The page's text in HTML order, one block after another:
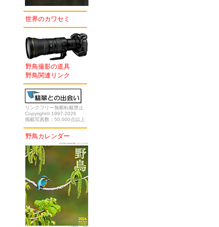
世界のカワセミ
野鳥撮影の道具
野鳥関連リンク
リンクフリー無断転載禁止
Copyright© 1997-2026
掲載写真数：50,000点以上
野鳥カレンダー